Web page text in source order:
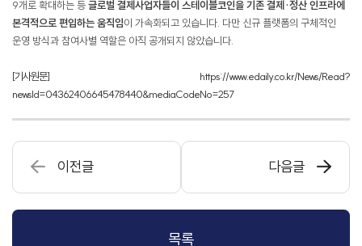
9개로 확대하는 등글로벌 결제사업자들이 스테이블코인을 기존 결제·정산 인프라에
본격적으로 편입하는 움직임이 가속화되고 있습니다. 다만 신규 플랫폼의 구체적인
운영 방식과 참여사별 역할은 아직 공개되지 않았습니다.
[기사원문] https://www.edaily.co.kr/News/Read?
newsId=04362406645478440&mediaCodeNo=257
이전글 다음글
목록